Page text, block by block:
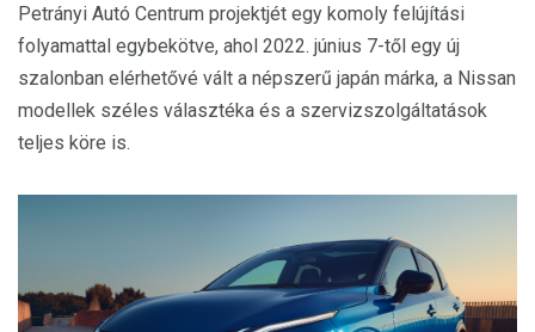
Petrányi Autó Centrum projektjét egy komoly felújítási
folyamattal egybekötve, ahol 2022. június 7-től egy új
szalonban elérhetővé vált a népszerű japán márka, a Nissan
modellek széles választéka és a szervizszolgáltatások
teljes köre is.